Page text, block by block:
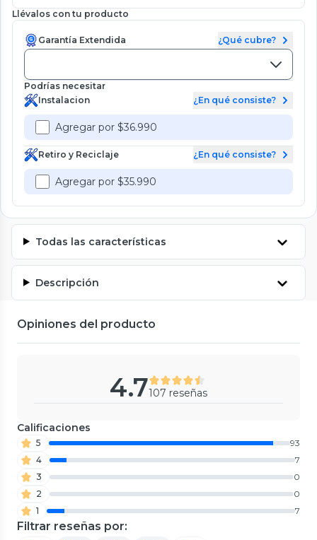
Llévalos con tu producto
Garantía Extendida ¿Qué cubre?
Podrías necesitar
Instalacion
¿En qué consiste?
Agregar por $36.990
Retiro y Reciclaje ¿En qué consiste?
Agregar por $35.990
Todas las características
Descripción
Opiniones del producto
4.7107 reseñas
Calificaciones
5
93
4
7
3
0
2
0
1
7
Filtrar reseñas por: